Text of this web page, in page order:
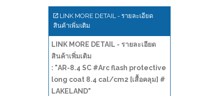
LINK MORE DETAIL - รายละเอียด
สินค้าเพิ่มเติม
LINK MORE DETAIL - รายละเอียด
สินค้าเพิ่มเติม
: "AR-8.4 SC #Arc flash protective
long coat 8.4 cal/cm2 [เสื้อคลุม] #
LAKELAND"